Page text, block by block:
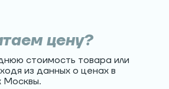
цену?
стоимость товара или
из данных о ценах в
Москвы.